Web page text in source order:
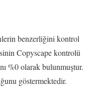
benzerliğini kontrol
Copyscape kontrolü
%0 olarak bulunmuştur.
göstermektedir.